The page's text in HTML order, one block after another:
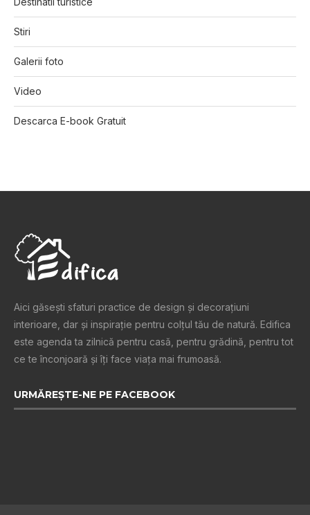
Stiri
Galerii foto
Video
Descarca E-book Gratuit
Aici găsești sfaturi practice de design şi decoraţiuni
interioare, dar și inspiraţie pentru colţul tău de natură. Edifica
este agenda ta zilnică pentru casă, pentru grădină, pentru tot
ce te înconjoară şi îţi face viaţa mai frumoasă.
URMĂREȘTE-NE PE FACEBOOK